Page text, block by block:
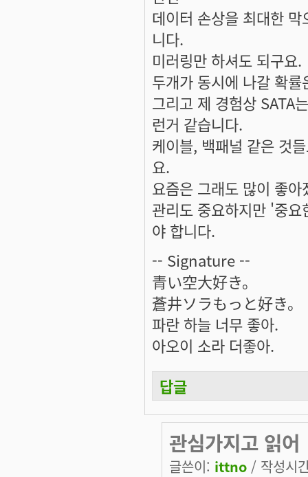
데이터 손상을 최대한
니다.
미러링만 하셔도 되구요.
두개가 동시에 나갈 확
그리고 제 경험상 SATA
런거 같습니다.
케이블, 백패널 같은 것
요.
요즘은 그래도 많이 좋
관리도 중요하지만 '중
야 합니다.
-- Signature --
青い空大好き。
蒼井ソラもっと好き。
파란 하늘 너무 좋아.
아오이 소라 더좋아.
답글
관심가지고 읽어
글쓴이: ittno / 작성시